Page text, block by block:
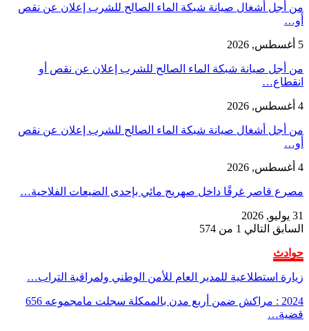
من أجل أشغال صيانة شبكة الماء الصالح للشرب إعلان عن نقص
أو…
5 أغسطس, 2026
من أجل صيانة شبكة الماء الصالح للشرب إعلان عن نقص أو
انقطاع…
4 أغسطس, 2026
من أجل أشغال صيانة شبكة الماء الصالح للشرب إعلان عن نقص
أو…
4 أغسطس, 2026
مصرع قاصر غرقًا داخل صهريج مائي بإحدى الضيعات الفلاحية…
31 يوليو, 2026
السابق التالي 1 من 574
حوادث
زيارة استطلاعية للمدير العام للأمن الوطني ولمراقبة التراب…
2024 : مراكش ضمن أربع مدن بالممكلة سجلت مامجموعه 656
قضية…